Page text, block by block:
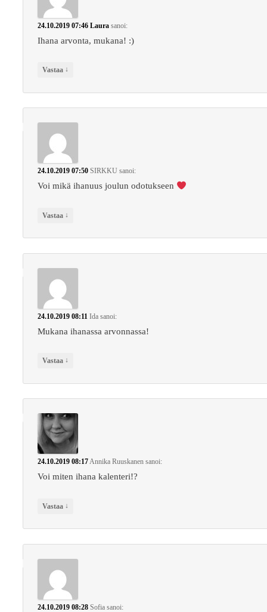
24.10.2019 07:46 Laura sanoi:
Ihana arvonta, mukana! :)
Vastaa ↓
24.10.2019 07:50 SIRKKU sanoi:
Voi mikä ihanuus joulun odotukseen
Vastaa ↓
24.10.2019 08:11 Ida sanoi:
Mukana ihanassa arvonnassa!
Vastaa ↓
24.10.2019 08:17Annika Ruuskanen sanoi:
Voi miten ihana kalenteri!?
Vastaa ↓
24.10.2019 08:28 Sofia sanoi: